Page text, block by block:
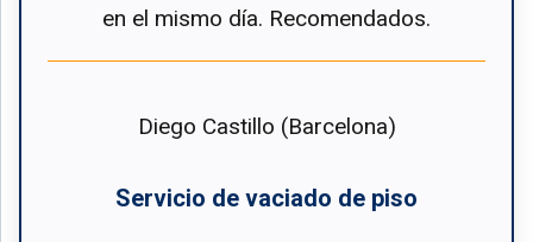
en el mismo día. Recomendados.
Diego Castillo (Barcelona)
Servicio de vaciado de piso